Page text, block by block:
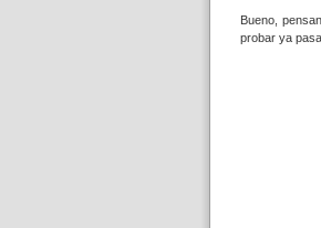
Bueno,
probar ya